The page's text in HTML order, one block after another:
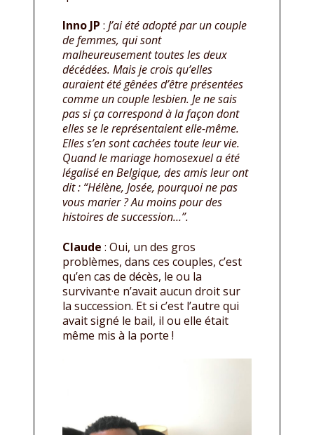
Inno JP : J’ai été adopté par un couple
de femmes, qui sont
malheureusement toutes les deux
décédées. Mais je crois qu’elles
auraient été gênées d’être présentées
comme un couple lesbien. Je ne sais
pas si ça correspond à la façon dont
elles se le représentaient elle-même.
Elles s’en sont cachées toute leur vie.
Quand le mariage homosexuel a été
légalisé en Belgique, des amis leur ont
dit : “Hélène, Josée, pourquoi ne pas
vous marier ? Au moins pour des
histoires de succession…”.
Claude : Oui, un des gros
problèmes, dans ces couples, c’est
qu’en cas de décès, le ou la
survivant·e n’avait aucun droit sur
la succession. Et si c’est l’autre qui
avait signé le bail, il ou elle était
même mis à la porte !